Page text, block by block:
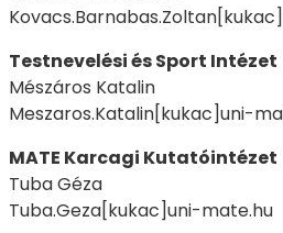
Testnevelési és Sport Intézet
Mészáros Katalin
Meszaros.Katalin[kukac]uni-
MATE Karcagi Kutatóintézet
Tuba Géza
Tuba.Geza[kukac]uni-mate.hu